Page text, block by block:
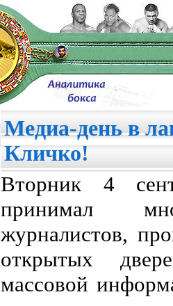
Медиа-день в
Кличко!
Вторник 4
принимал
журналистов,
открытых
массовой